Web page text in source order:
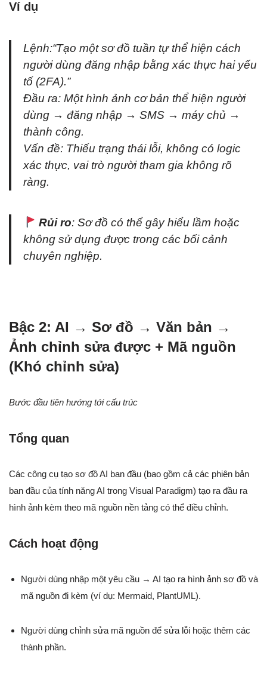
Ví dụ
Lệnh:“Tạo một sơ đồ tuần tự thể hiện cách
người dùng đăng nhập bằng xác thực hai yếu
tố (2FA).”
Đầu ra: Một hình ảnh cơ bản thể hiện người
dùng → đăng nhập → SMS → máy chủ →
thành công.
Vấn đề: Thiếu trạng thái lỗi, không có logic
xác thực, vai trò người tham gia không rõ
ràng.
Rủi ro: Sơ đồ có thể gây hiểu lầm hoặc
không sử dụng được trong các bối cảnh
chuyên nghiệp.
Bậc 2: AI → Sơ đồ → Văn bản →
Ảnh chỉnh sửa được + Mã nguồn
(Khó chỉnh sửa)
Bước đầu tiên hướng tới cấu trúc
Tổng quan
Các công cụ tạo sơ đồ AI ban đầu (bao gồm cả các phiên bản
ban đầu của tính năng AI trong Visual Paradigm) tạo ra đầu ra
hình ảnh kèm theo mã nguồn nền tảng có thể điều chỉnh.
Cách hoạt động
Người dùng nhập một yêu cầu → AI tạo ra hình ảnh sơ đồ và
mã nguồn đi kèm (ví dụ: Mermaid, PlantUML).
Người dùng chỉnh sửa mã nguồn để sửa lỗi hoặc thêm các
thành phần.